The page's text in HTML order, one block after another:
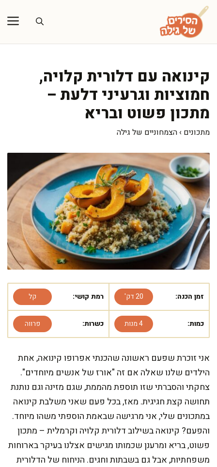
לדלג
לתוכן
קינואה עם דלורית קלויה,
חמוציות וגרעיני דלעת –
מתכון פשוט ובריא
מתכונים › הצמחוניים של גילה
זמן הכנה: 20 דק' רמת קושי: קל
כמות: 4 מנות כשרות: פרווה
אני זוכרת שפעם ראשונה שהכנתי אפרופו קינואה, אחת
הילדים שלנו שאלה אם זה "אורז של אנשים מיוחדים".
צחקתי והסברתי שזו תוספת מהממת, שגם מזינה וגם נותנת
תחושה קצת חגיגית. מאז, בכל פעם שאני משלבת קינואה
במתכונים שלי, אני מרגישה שבאמת הוספתי משהו מיוחד.
והפעם? קינואה בשילוב דלורית קלויה וקרמלית – מתכון
פשוט, בריא ומרענן שכמותו מגישים אצלנו בעיקר בארוחות
משפחתיות, אבל גם בשבתות וחגים. הניחוח של הדלורית